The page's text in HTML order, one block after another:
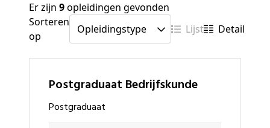
Er zijn 9opleidingen gevonden
Sorteren
op
Lijst Detail
Postgraduaat Bedrijfskunde
Postgraduaat